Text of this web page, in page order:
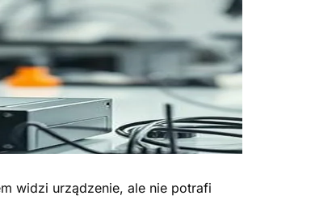
widzi urządzenie, ale nie potrafi